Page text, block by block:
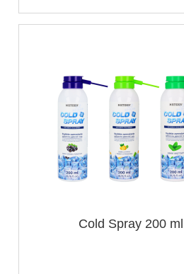
Cold Spray 200